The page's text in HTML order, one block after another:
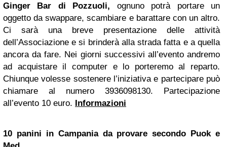
Ginger Bar di Pozzuoli, ognuno potrà portare un
oggetto da swappare, scambiare e barattare con un altro.
Ci sarà una breve presentazione delle attività
dell’Associazione e si brinderà alla strada fatta e a quella
ancora da fare. Nei giorni successivi all’evento andremo
ad acquistare il computer e lo porteremo al reparto.
Chiunque volesse sostenere l’iniziativa e partecipare può
chiamare al numero 3936098130. Partecipazione
all’evento 10 euro. Informazioni
10 panini in Campania da provare secondo Puok e